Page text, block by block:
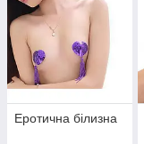
Еротична білизна